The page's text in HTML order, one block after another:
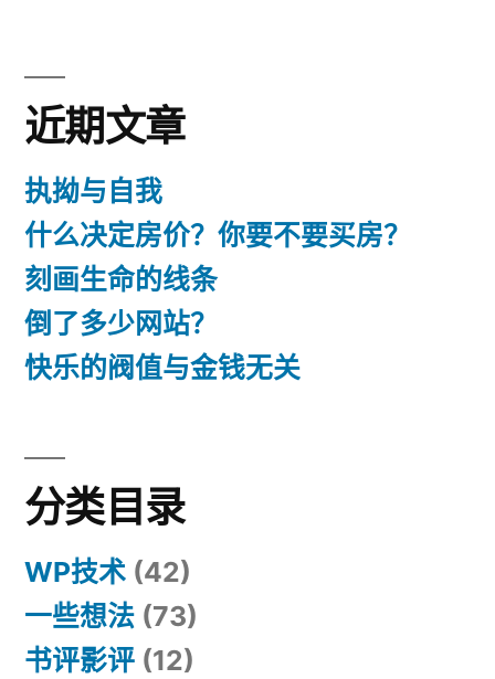
近期文章
执拗与自我
什么决定房价？你要不要买房？
刻画生命的线条
倒了多少网站？
快乐的阀值与金钱无关
分类目录
WP技术 (42)
一些想法 (73)
书评影评 (12)